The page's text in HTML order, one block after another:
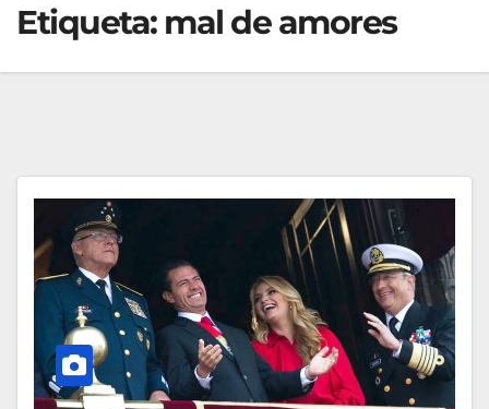
Etiqueta: mal de amores